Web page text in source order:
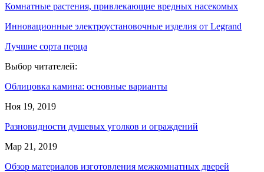
Комнатные растения, привлекающие вредных насекомых
Инновационные электроустановочные изделия от Legrand
Лучшие сорта перца
Выбор читателей:
Облицовка камина: основные варианты
Ноя 19, 2019
Разновидности душевых уголков и ограждений
Мар 21, 2019
Обзор материалов изготовления межкомнатных дверей